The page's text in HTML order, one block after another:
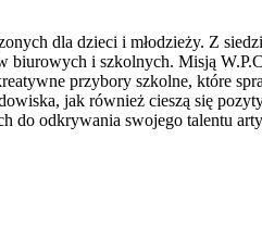
dla dzieci i młodzieży. Z
i szkolnych. Misją
przybory szkolne, które
jak również cieszą się
do odkrywania swojego talentu